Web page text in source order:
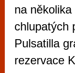
na
chlupatých
Pulsatilla
rezervace
vyzkoušet
metropoli
po moderní
příležitostné